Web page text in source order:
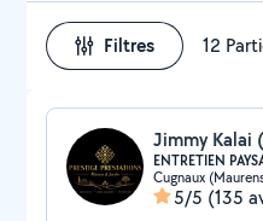
Filtres 12
ENTRETIEN
Cugnaux
5/5 (135